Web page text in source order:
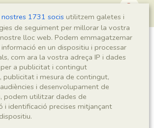
sp.
1731 socis utilitzem galetes i
de seguiment per millorar la vostra
lloc web. Podem emmagatzemar
en un dispositiu i processar
com ara la vostra adreça IP i dades
a publicitat i contingut
publicitat i mesura de contingut,
i desenvolupament de
podem utilitzar dades de
i identificació precises mitjançant